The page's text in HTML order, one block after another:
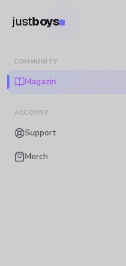
justboys
COMMUNITY
Magazin
ACCOUNT
Support
Merch